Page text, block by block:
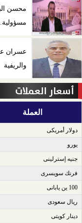
محسن
مسؤولية...
عسران
والريفية
أسعار العملات
العملة
دولار أمريكى​
يورو​
جنيه إسترلينى​
فرنك سويسرى​
100 ين يابانى​
ريال سعودى​
دينار كويتى​